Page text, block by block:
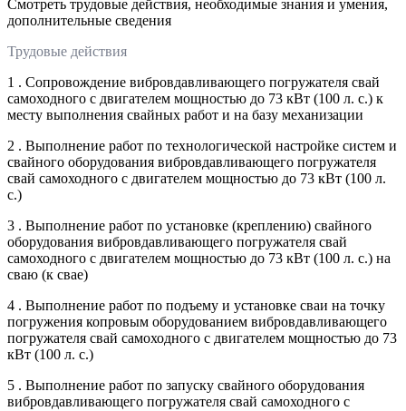
Смотреть трудовые действия, необходимые знания и умения,
дополнительные сведения
Трудовые действия
1 . Сопровождение вибровдавливающего погружателя свай
самоходного с двигателем мощностью до 73 кВт (100 л. с.) к
месту выполнения свайных работ и на базу механизации
2 . Выполнение работ по технологической настройке систем и
свайного оборудования вибровдавливающего погружателя
свай самоходного с двигателем мощностью до 73 кВт (100 л.
с.)
3 . Выполнение работ по установке (креплению) свайного
оборудования вибровдавливающего погружателя свай
самоходного с двигателем мощностью до 73 кВт (100 л. с.) на
сваю (к свае)
4 . Выполнение работ по подъему и установке сваи на точку
погружения копровым оборудованием вибровдавливающего
погружателя свай самоходного с двигателем мощностью до 73
кВт (100 л. с.)
5 . Выполнение работ по запуску свайного оборудования
вибровдавливающего погружателя свай самоходного с